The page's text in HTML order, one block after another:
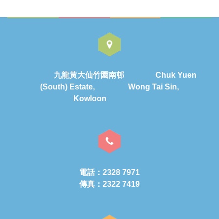
九龍黃大仙竹園南邨 Chuk Yuen
(South) Estate, Wong Tai Sin,
Kowloon
電話：2328 7971
傳真：2322 7419